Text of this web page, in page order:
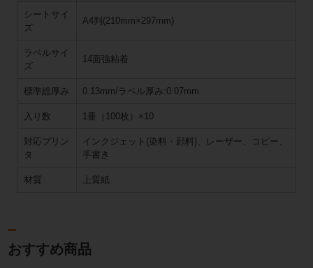
シートサイ
ズ
A4判(210mm×297mm)
ラベルサイ
ズ
14面強粘着
標準総厚み 0.13mm/ラベル厚み:0.07mm
入り数 1冊（100枚）×10
対応プリン
タ
インクジェット(染料・顔料)、レーザー、コピー、
手書き
材質 上質紙
おすすめ商品